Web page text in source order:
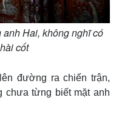
Hai, không nghĩ có
cốt
đường ra chiến trận,
chưa từng biết mặt anh